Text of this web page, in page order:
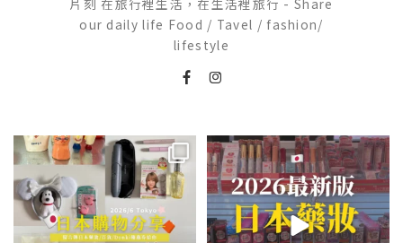
our daily life Food / Tavel / fashion/
lifestyle
💭留言「免費」傳日本藥妝店/百
貨/機場/Donki/折價券給你...
555 52
2026🇯🇵日本藥妝店必買什麼
日本最近紅什麼？...
123 20